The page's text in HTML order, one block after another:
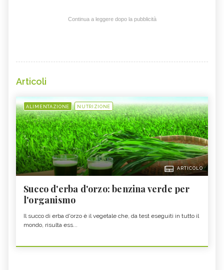
Continua a leggere dopo la pubblicità
Articoli
ALIMENTAZIONE NUTRIZIONE
ARTICOLO
Succo d'erba d'orzo: benzina verde per
l'organismo
Il succo di erba d'orzo è il vegetale che, da test eseguiti in tutto il
mondo, risulta ess...